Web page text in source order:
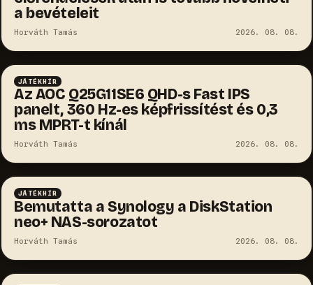
a bevételeit
Horváth Tamás 2026. 08. 08.
JÁTÉKHÍR
Az AOC Q25G11SE6 QHD-s Fast IPS
panelt, 360 Hz-es képfrissítést és 0,3
ms MPRT-t kínál
Horváth Tamás 2026. 08. 08.
JÁTÉKHÍR
Bemutatta a Synology a DiskStation
neo+ NAS-sorozatot
Horváth Tamás 2026. 08. 08.